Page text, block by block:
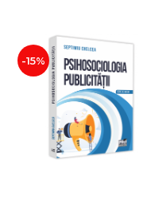
-15%